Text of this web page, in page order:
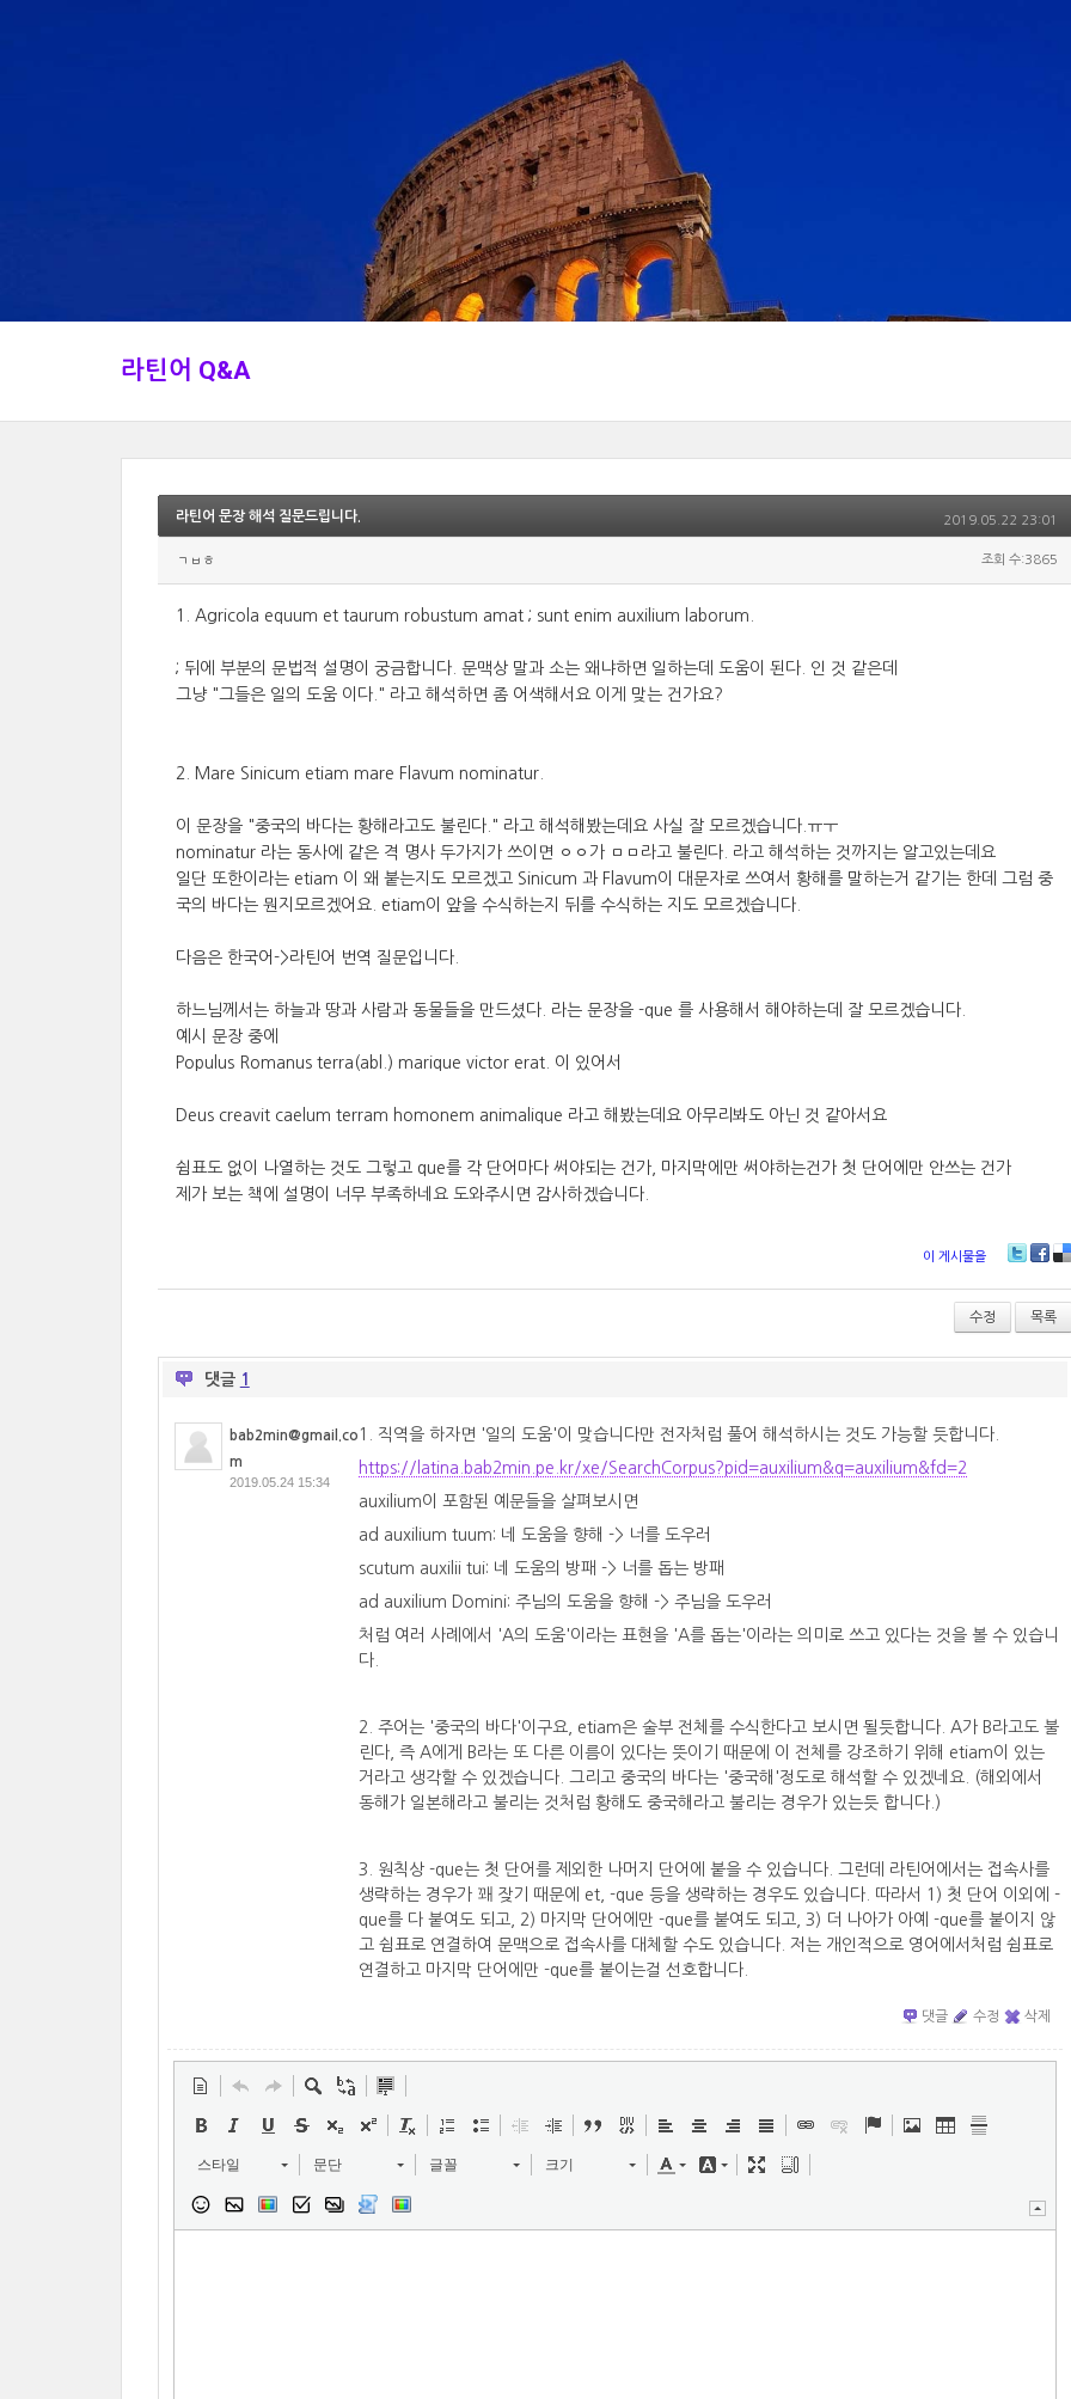
라틴어 Q&A
라틴어 문장 해석 질문드립니다. 2019.05.22 23:01
ㄱㅂㅎ 조회 수:3865
1. Agricola equum et taurum robustum amat ; sunt enim auxilium laborum.
; 뒤에 부분의 문법적 설명이 궁금합니다. 문맥상 말과 소는 왜냐하면 일하는데 도움이 된다. 인 것 같은데
그냥 "그들은 일의 도움 이다." 라고 해석하면 좀 어색해서요 이게 맞는 건가요?
2. Mare Sinicum etiam mare Flavum nominatur.
이 문장을 "중국의 바다는 황해라고도 불린다." 라고 해석해봤는데요 사실 잘 모르겠습니다.ㅠㅜ
nominatur 라는 동사에 같은 격 명사 두가지가 쓰이면 ㅇㅇ가 ㅁㅁ라고 불린다. 라고 해석하는 것까지는 알고있는데요
일단 또한이라는 etiam 이 왜 붙는지도 모르겠고 Sinicum 과 Flavum이 대문자로 쓰여서 황해를 말하는거 같기는 한데 그럼 중
국의 바다는 뭔지모르겠어요. etiam이 앞을 수식하는지 뒤를 수식하는 지도 모르겠습니다.
다음은 한국어->라틴어 번역 질문입니다.
하느님께서는 하늘과 땅과 사람과 동물들을 만드셨다. 라는 문장을 -que 를 사용해서 해야하는데 잘 모르겠습니다.
예시 문장 중에
Populus Romanus terra(abl.) marique victor erat. 이 있어서
Deus creavit caelum terram homonem animalique 라고 해봤는데요 아무리봐도 아닌 것 같아서요
쉼표도 없이 나열하는 것도 그렇고 que를 각 단어마다 써야되는 건가, 마지막에만 써야하는건가 첫 단어에만 안쓰는 건가
제가 보는 책에 설명이 너무 부족하네요 도와주시면 감사하겠습니다.
이 게시물을
wi
er
ce
bo
ok
lici
ou
s
수정 목록
댓글 1
bab2min@gmail.co
m
2019.05.24 15:34
1. 직역을 하자면 '일의 도움'이 맞습니다만 전자처럼 풀어 해석하시는 것도 가능할 듯합니다.
https://latina.bab2min.pe.kr/xe/SearchCorpus?pid=auxilium&q=auxilium&fd=2
auxilium이 포함된 예문들을 살펴보시면
ad auxilium tuum: 네 도움을 향해 -> 너를 도우러
scutum auxilii tui: 네 도움의 방패 -> 너를 돕는 방패
ad auxilium Domini: 주님의 도움을 향해 -> 주님을 도우러
처럼 여러 사례에서 'A의 도움'이라는 표현을 'A를 돕는'이라는 의미로 쓰고 있다는 것을 볼 수 있습니
다.
2. 주어는 '중국의 바다'이구요, etiam은 술부 전체를 수식한다고 보시면 될듯합니다. A가 B라고도 불
린다, 즉 A에게 B라는 또 다른 이름이 있다는 뜻이기 때문에 이 전체를 강조하기 위해 etiam이 있는
거라고 생각할 수 있겠습니다. 그리고 중국의 바다는 '중국해'정도로 해석할 수 있겠네요. (해외에서
동해가 일본해라고 불리는 것처럼 황해도 중국해라고 불리는 경우가 있는듯 합니다.)
3. 원칙상 -que는 첫 단어를 제외한 나머지 단어에 붙을 수 있습니다. 그런데 라틴어에서는 접속사를
생략하는 경우가 꽤 잦기 때문에 et, -que 등을 생략하는 경우도 있습니다. 따라서 1) 첫 단어 이외에 -
que를 다 붙여도 되고, 2) 마지막 단어에만 -que를 붙여도 되고, 3) 더 나아가 아예 -que를 붙이지 않
고 쉼표로 연결하여 문맥으로 접속사를 대체할 수도 있습니다. 저는 개인적으로 영어에서처럼 쉼표로
연결하고 마지막 단어에만 -que를 붙이는걸 선호합니다.
댓글 수정 삭제
스타일 문단 글꼴 크기